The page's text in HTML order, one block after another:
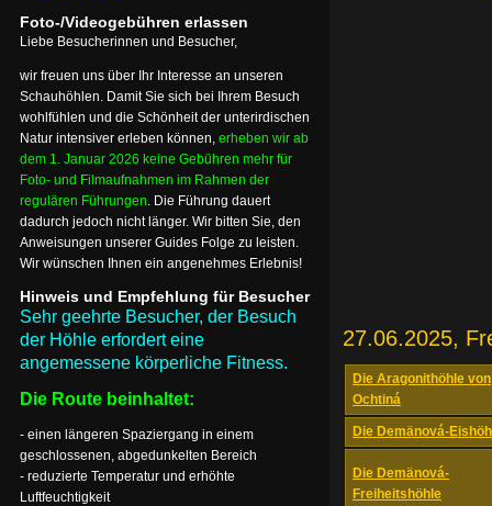
27.06.2025,
Die Aragonithöhle von
Ochtiná
Die Demänová-
Die Demänová-
Freiheitshöhle
Foto-/Videogebühren erlassen
Liebe Besucherinnen und Besucher,
wir freuen uns über Ihr Interesse an unseren
Schauhöhlen. Damit Sie sich bei Ihrem Besuch
wohlfühlen und die Schönheit der unterirdischen
Natur intensiver erleben können, erheben wir ab
dem 1. Januar 2026 keine Gebühren mehr für
Foto- und Filmaufnahmen im Rahmen der
regulären Führungen. Die Führung dauert
dadurch jedoch nicht länger. Wir bitten Sie, den
Anweisungen unserer Guides Folge zu leisten.
Wir wünschen Ihnen ein angenehmes Erlebnis!
Hinweis und Empfehlung für Besucher
Sehr geehrte Besucher, der Besuch
der Höhle erfordert eine
angemessene körperliche Fitness.
Die Route beinhaltet:
- einen längeren Spaziergang in einem
geschlossenen, abgedunkelten Bereich
- reduzierte Temperatur und erhöhte
Luftfeuchtigkeit